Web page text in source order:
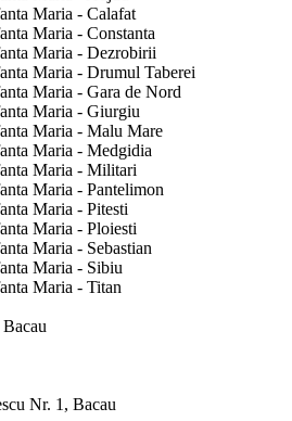
Maria - Calafat
Maria - Constanta
Maria - Dezrobirii
Maria - Drumul Taberei
Maria - Gara de Nord
Maria - Giurgiu
Maria - Malu Mare
Maria - Medgidia
Maria - Militari
Maria - Pantelimon
Maria - Pitesti
Maria - Ploiesti
Maria - Sebastian
Maria - Sibiu
Maria - Titan
Nr. 1, Bacau